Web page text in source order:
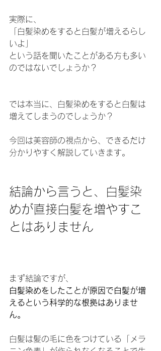
実際に、
「白髪染めをすると白髪が増えるらし
いよ」
という話を聞いたことがある方も多い
のではないでしょうか？
では本当に、白髪染めをすると白髪は
増えてしまうのでしょうか？
今回は美容師の視点から、できるだけ
分かりやすく解説していきます。
結論から言うと、白髪染
めが直接白髪を増やすこ
とはありません
まず結論ですが、
白髪染めをしたことが原因で白髪が増
えるという科学的な根拠はありませ
ん。
白髪は髪の毛に色をつけている「メラ